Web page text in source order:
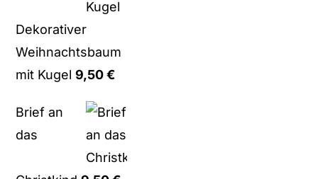
Dekorativer
Weihnachtsbaum
mit Kugel 9,50€
Brief an
das